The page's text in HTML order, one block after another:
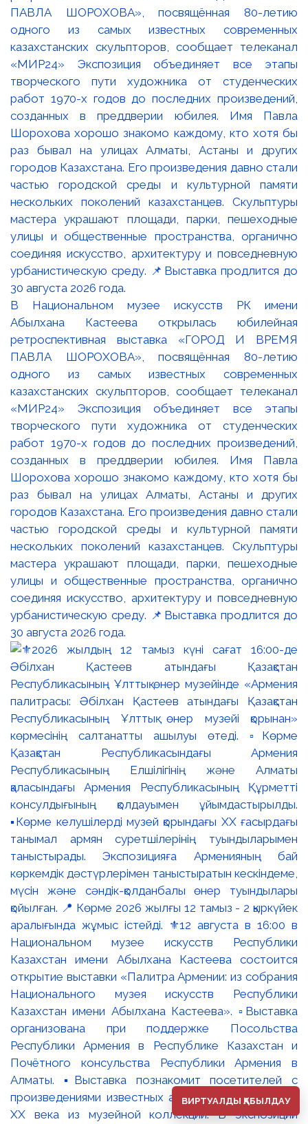
В Национальном музее искусств РК имени
Абылхана Кастеева открылась юбилейная
ретроспективная выставка «ГОРОД И ВРЕМЯ
ПАВЛА ШОРОХОВА», посвящённая 80-летию
одного из самых известных современных
казахстанских скульпторов, сообщает телеканал
«МИР24» Экспозиция объединяет все этапы
творческого пути художника от студенческих
работ 1970-х годов до последних произведений,
созданных в преддверии юбилея. Имя Павла
Шорохова хорошо знакомо каждому, кто хотя бы
раз бывал на улицах Алматы, Астаны и других
городов Казахстана. Его произведения давно стали
частью городской среды и культурной памяти
нескольких поколений казахстанцев. Скульптуры
мастера украшают площади, парки, пешеходные
улицы и общественные пространства, органично
соединяя искусство, архитектуру и повседневную
урбанистическую среду. 📌Выставка продлится до
30 августа 2026 года.
ВИРТУАЛДЫ ҚАБЫЛДАУ